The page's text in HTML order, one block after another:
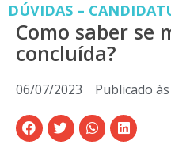
DÚVIDAS –
Como saber se
concluída?
06/07/2023 Publicado às